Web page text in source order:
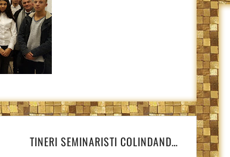
TINERI SEMINARISTI COLINDAND…